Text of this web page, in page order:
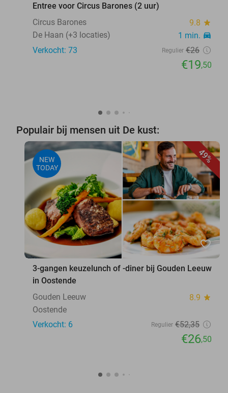
Entree voor Circus Barones (2 uur)
Circus Barones
9.8 star
De Haan (+3 locaties) 1 min. directions_car
Verkocht: 73 Regulier €26
€19,50
Populair bij mensen uit De kust:
49%
NEW
TODAY
favorite_border
3-gangen keuzelunch of -diner bij Gouden Leeuw
in Oostende
Gouden Leeuw
8.9 star
Oostende
Verkocht: 6
Regulier €52,35
€26,50